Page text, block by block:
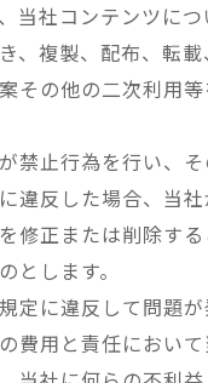
当社コンテンツに
、複製、配布、転
その他の二次利用
禁止行為を行い、
違反した場合、当
修正または削除す
とします。
定に違反して問題が
費用と責任におい